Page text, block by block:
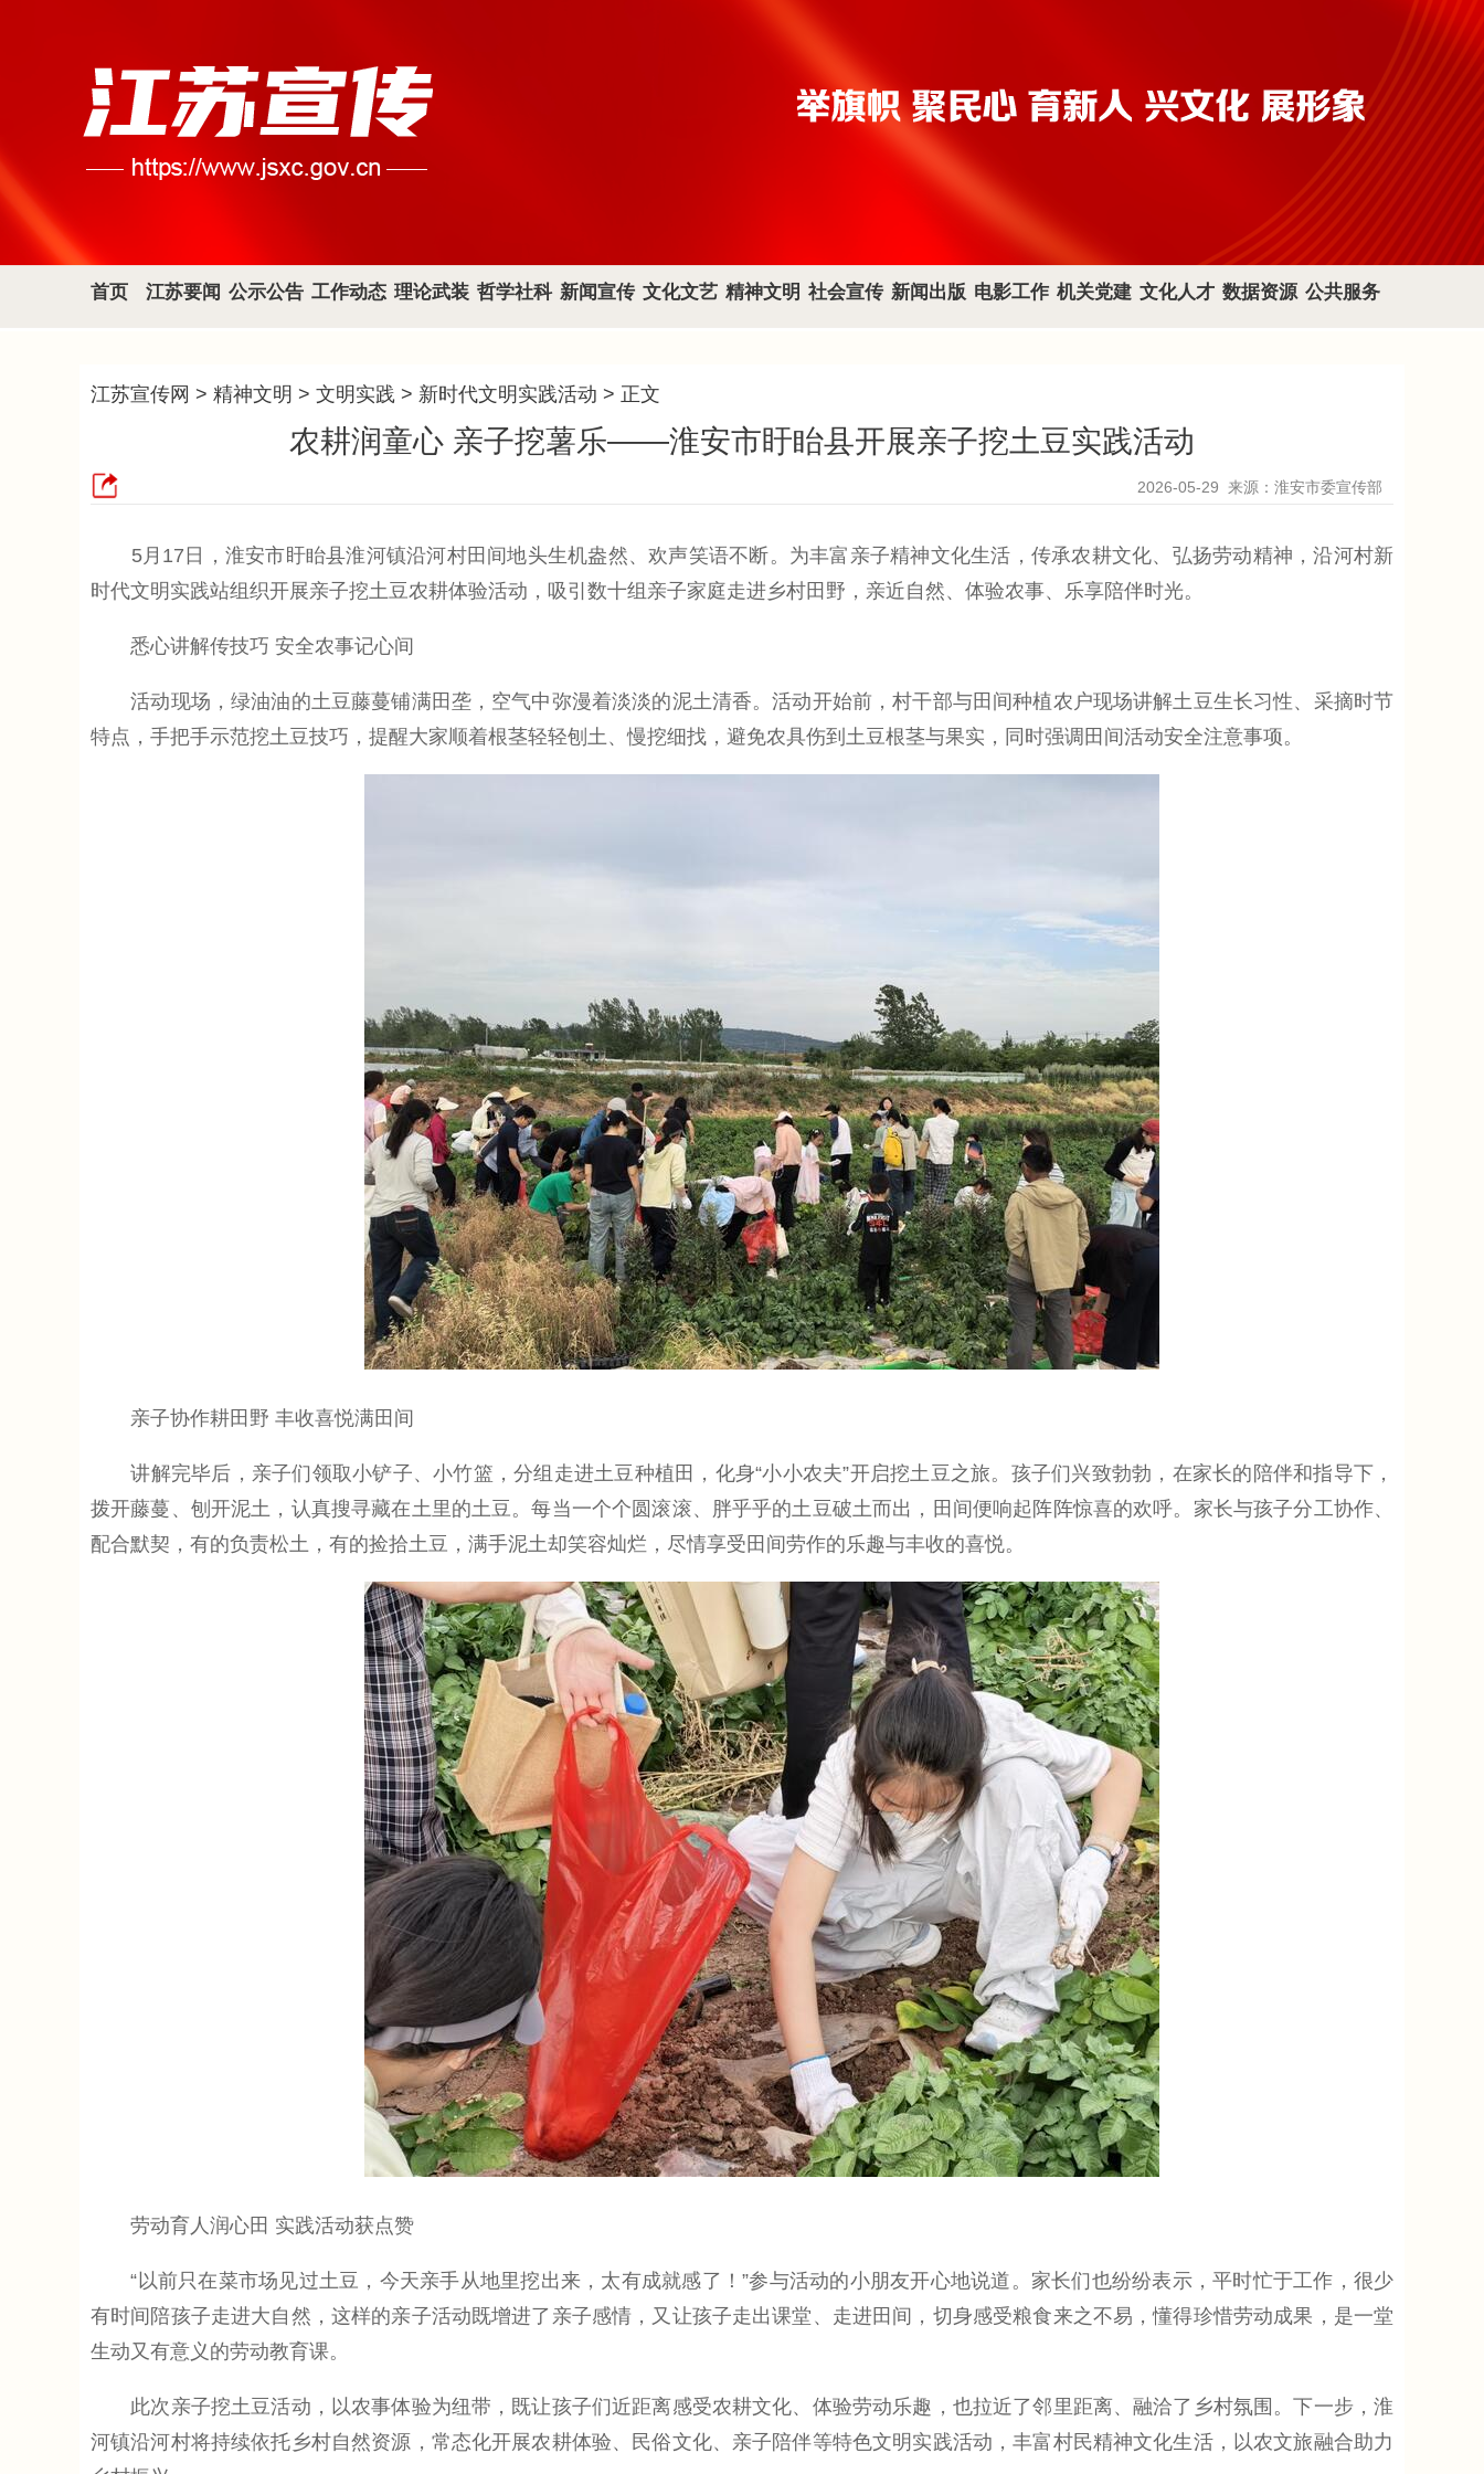
首页 江苏要闻 公示公告 工作动态 理论武装 哲学社科 新闻宣传 文化文艺 精神文明 社会宣传 新闻出版 电影工作 机关党建 文化人才 数据资源 公共服务
江苏宣传网 > 精神文明 > 文明实践 > 新时代文明实践活动 > 正文
农耕润童心 亲子挖薯乐——淮安市盱眙县开展亲子挖土豆实践活动
2026-05-29 来源：淮安市委宣传部
5月17日，淮安市盱眙县淮河镇沿河村田间地头生机盎然、欢声笑语不断。为丰富亲子精神文化生活，传承农耕文化、弘扬劳动精神，沿河村新
时代文明实践站组织开展亲子挖土豆农耕体验活动，吸引数十组亲子家庭走进乡村田野，亲近自然、体验农事、乐享陪伴时光。
悉心讲解传技巧 安全农事记心间
活动现场，绿油油的土豆藤蔓铺满田垄，空气中弥漫着淡淡的泥土清香。活动开始前，村干部与田间种植农户现场讲解土豆生长习性、采摘时节
特点，手把手示范挖土豆技巧，提醒大家顺着根茎轻轻刨土、慢挖细找，避免农具伤到土豆根茎与果实，同时强调田间活动安全注意事项。
亲子协作耕田野 丰收喜悦满田间
讲解完毕后，亲子们领取小铲子、小竹篮，分组走进土豆种植田，化身“小小农夫”开启挖土豆之旅。孩子们兴致勃勃，在家长的陪伴和指导下，
拨开藤蔓、刨开泥土，认真搜寻藏在土里的土豆。每当一个个圆滚滚、胖乎乎的土豆破土而出，田间便响起阵阵惊喜的欢呼。家长与孩子分工协作、
配合默契，有的负责松土，有的捡拾土豆，满手泥土却笑容灿烂，尽情享受田间劳作的乐趣与丰收的喜悦。
劳动育人润心田 实践活动获点赞
“以前只在菜市场见过土豆，今天亲手从地里挖出来，太有成就感了！”参与活动的小朋友开心地说道。家长们也纷纷表示，平时忙于工作，很少
有时间陪孩子走进大自然，这样的亲子活动既增进了亲子感情，又让孩子走出课堂、走进田间，切身感受粮食来之不易，懂得珍惜劳动成果，是一堂
生动又有意义的劳动教育课。
此次亲子挖土豆活动，以农事体验为纽带，既让孩子们近距离感受农耕文化、体验劳动乐趣，也拉近了邻里距离、融洽了乡村氛围。下一步，淮
河镇沿河村将持续依托乡村自然资源，常态化开展农耕体验、民俗文化、亲子陪伴等特色文明实践活动，丰富村民精神文化生活，以农文旅融合助力